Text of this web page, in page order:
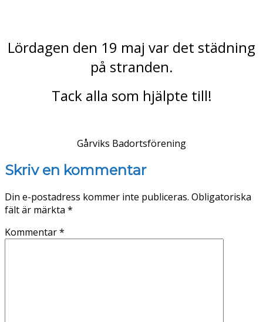
Lördagen den 19 maj var det städning
på stranden.
Tack alla som hjälpte till!
Gårviks Badortsförening
Skriv en kommentar
Din e-postadress kommer inte publiceras. Obligatoriska
fält är märkta *
Kommentar*